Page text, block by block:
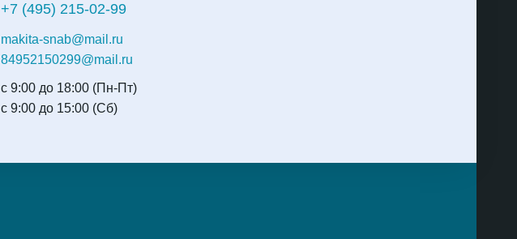
+7 (495) 215-02-99
makita-snab@mail.ru
84952150299@mail.ru
с 9:00 до 18:00 (Пн-Пт)
с 9:00 до 15:00 (Сб)